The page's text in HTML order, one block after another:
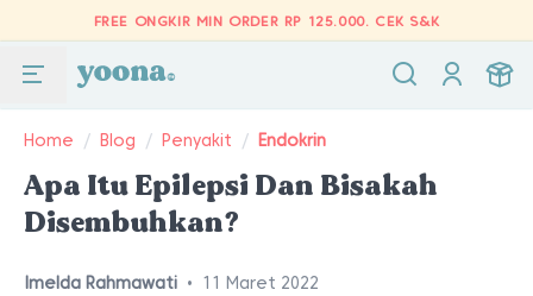
FREE ONGKIR MIN ORDER RP 125.000. CEK S&K
Home / Blog / Penyakit / Endokrin
Apa Itu Epilepsi Dan Bisakah
Disembuhkan?
Imelda Rahmawati • 11 Maret 2022